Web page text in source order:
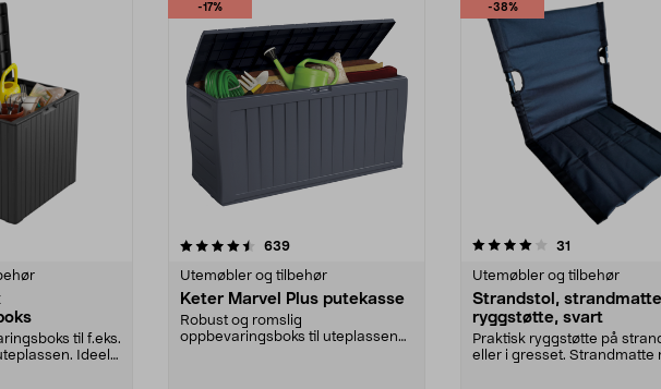
til f.eks.
Ideell
-17%
stjerner 639anmeldelser
Utemøbler og tilbehør
Keter Marvel Plus putekasse
Robust og romslig
oppbevaringsboks til uteplassen
-38%
4.0 av 5 stjerner 31
Utemøbler og tilbehør
Strandstol,
ryggstøtte, svart
Praktisk ryggstøtte på
eller i gresset. Strandmatte
4.5 av 5 stjerner